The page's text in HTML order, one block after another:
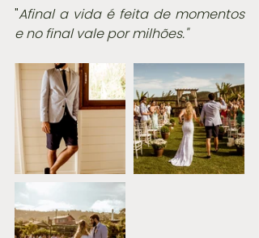
"Afinal a vida é feita de momentos
e no final vale por milhões."